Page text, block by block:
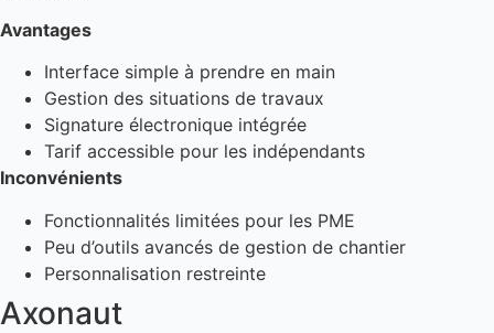
Avantages
Interface simple à prendre en main
Gestion des situations de travaux
Signature électronique intégrée
Tarif accessible pour les indépendants
Inconvénients
Fonctionnalités limitées pour les PME
Peu d’outils avancés de gestion de chantier
Personnalisation restreinte
Axonaut